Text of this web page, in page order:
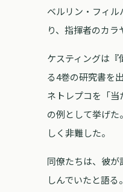
ベルリン・フィル
り、指揮者のカラ
ケスティングは『
る4巻の研究書を
ネトレプコを「当
の例として挙げた
しく非難した。
同僚たちは、彼
しんでいたと語